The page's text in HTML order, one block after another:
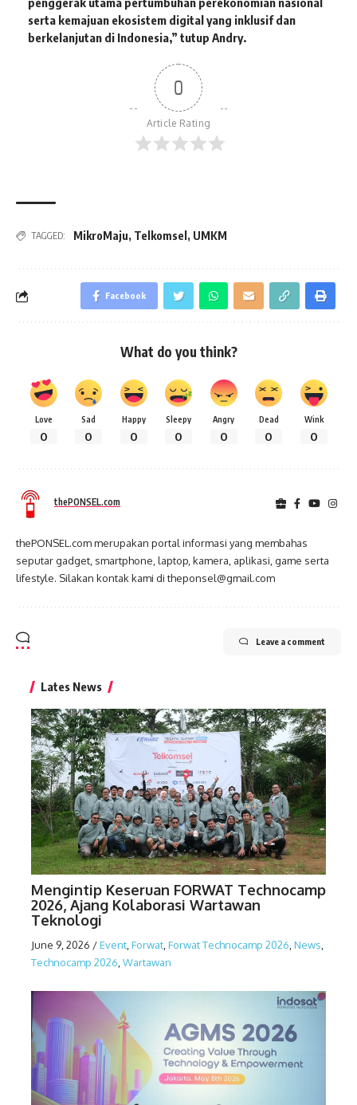
serta kemajuan ekosistem digital yang inklusif dan
berkelanjutan di Indonesia,” tutup Andry.
0
Article Rating
TAGGED: MikroMaju, Telkomsel , UMKM
Facebook
What do you think?
Love
0
Sad
0
Happy
0
Sleepy
0
Angry
0
Dead
0
Wink
0
thePONSEL.com
thePONSEL.com merupakan portal informasi yang membahas
seputar gadget, smartphone, laptop, kamera, aplikasi, game serta
lifestyle. Silakan kontak kami di theponsel@gmail.com
Leave a comment
Lates News
Mengintip Keseruan FORWAT Technocamp
2026, Ajang Kolaborasi Wartawan
Teknologi
June 9, 2026 /Event,Forwat,Forwat Technocamp 2026,News,
Technocamp 2026,Wartawan